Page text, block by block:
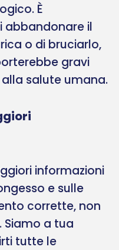
È
abbandonare il
o di bruciarlo,
gravi
salute umana.
informazioni
e sulle
corrette, non
a tua
tutte le